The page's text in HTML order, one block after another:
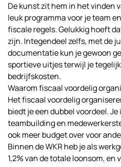
De kunst zit hem in het vinden
leuk programma voor je team
fiscale regels. Gelukkig hoeft
zijn. Integendeel zelfs, met de
documentatie kun je gewoon
sportieve uitjes terwijl je
bedrijfskosten.
Waarom fiscaal voordelig
Het fiscaal voordelig
biedt je een dubbel voordeel.
teambuilding en
ook meer budget over voor
Binnen de WKR heb je als
1,2% van de totale loonsom,